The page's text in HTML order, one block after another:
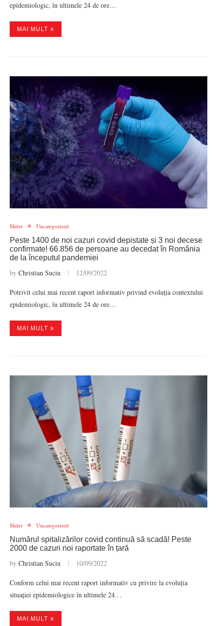
epidemiologic, în ultimele 24 de ore…
MAI MULT
Slider Uncategorized
Peste 1400 de noi cazuri covid depistate și 3 noi decese
confirmate! 66.856 de persoane au decedat în România
de la începutul pandemiei
by Christian Suciu 12/09/2022
Potrivit celui mai recent raport informativ privind evoluția contextului
epidemiologic, în ultimele 24 de ore…
MAI MULT
Slider Uncategorized
Numărul spitalizărilor covid continuă să scadă! Peste
2000 de cazuri noi raportate în țară
by Christian Suciu 10/09/2022
Conform celui mai recent raport informativ cu privire la evoluția
situației epidemiologice în ultimele 24…
MAI MULT